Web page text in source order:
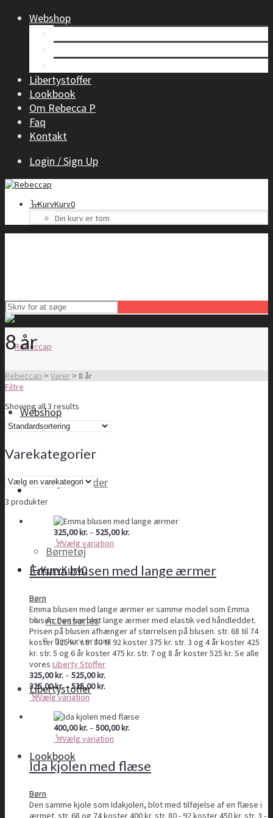
Webshop
Libertystoffer
Lookbook
Om Rebecca P
Faq
Kontakt
Login / Sign Up
KurvKurv0
Din kurv er tom
Webshop
Tøj til kvinder
Børnetøj
Accessories
Libertystoffer
Lookbook
KurvKurv0
Din kurv er tom
8 år
Rebeccap > Varer > 8 år
Filtre
Showing all 3 results
Varekategorier
3 produkter
325,00kr.–525,00kr.Prisinterval:
525,00 kr.
Vælg variation
Emma blusen med lange ærmer
Børn
Emma blusen med lange ærmer er samme model som Emma
blusen. Den har blot lange ærmer med elastik ved håndleddet.
Prisen på blusen afhænger af størrelsen på blusen. str. 68 til 74
koster 325 kr. str. 80 til 92 koster 375 kr. str. 3 og 4 år koster 425
kr. str. 5 og 6 år koster 475 kr. str. 7 og 8 år koster 525 kr. Se alle
vores Liberty Stoffer
325,00kr.–525,00kr.Prisinterval:
325,00 kr.
325,00kr.–525,00kr.Prisinterval:
525,00 kr.
Vælg variation
400,00kr.–500,00kr.Prisinterval:
Vælg variation
Ida kjolen med flæse
Børn
Den samme kjole som Idakjolen, blot med tilføjelse af en flæse i
ærmet. str. 68 og 74 koster 400 kr. str. 80 - 92 koster 450 kr. str. 3 -